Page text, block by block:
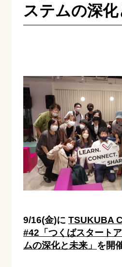
ステムの深化
9/16(金)に TSUKUBA
#42「つくばスタート
ムの深化と未来」 を開